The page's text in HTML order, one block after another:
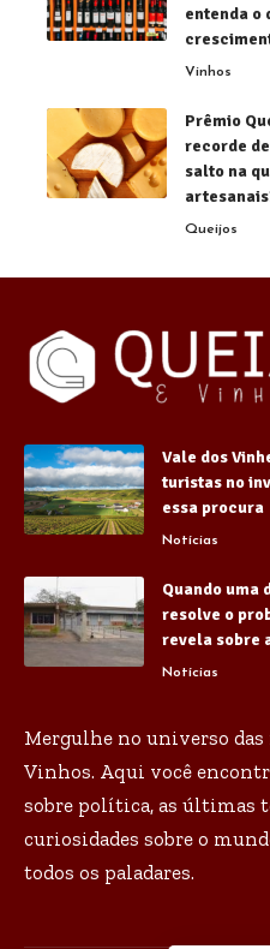
entenda o
Vinhos
Prêmio
recorde
salto na
Queijos
Vale dos
turistas no
essa procura
Notícias
Quando uma
resolve o
revela sobre
Notícias
Mergulhe no universo
Vinhos. Aqui você
sobre política, as últimas
curiosidades sobre o
todos os paladares.